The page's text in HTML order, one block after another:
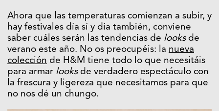
Ahora que las temperaturas comienzan a subir, y
hay festivales día sí y día también, conviene
saber cuáles serán las tendencias de looksde
verano este año. No os preocupéis: la nueva
colección de H&M tiene todo lo que necesitáis
para armar looksde verdadero espectáculo con
la frescura y ligereza que necesitamos para que
no nos dé un chungo.